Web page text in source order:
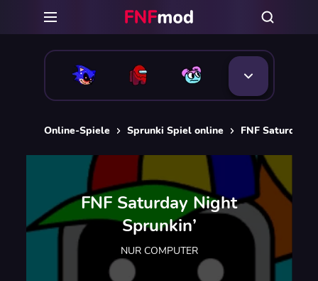
Online-Spiele Sprunki Spiel online FNF Saturday
FNF Saturday Night
Sprunkin’
NUR COMPUTER